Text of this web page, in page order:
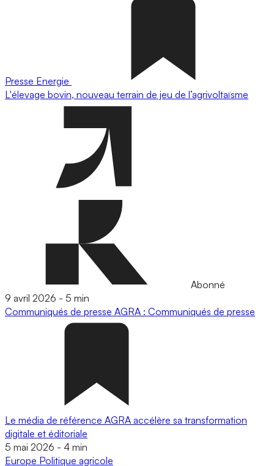
Presse Energie
L'élevage bovin, nouveau terrain de jeu de l’agrivoltaïsme
Abonné
9 avril 2026 - 5 min
Communiqués de presse AGRA : Communiqués de presse
Le média de référence AGRA accélère sa transformation
digitale et éditoriale
5 mai 2026 - 4 min
Europe Politique agricole